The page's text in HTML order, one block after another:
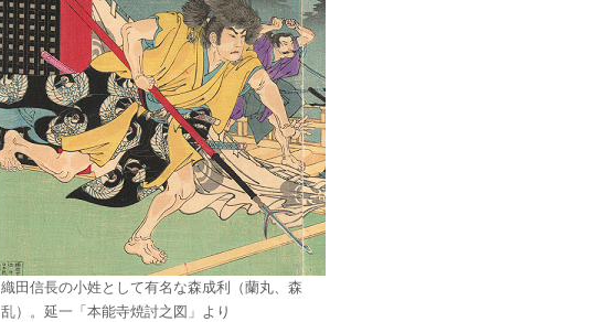
織田信長の小姓として有名な森成利（蘭丸、森
乱）。延一「本能寺焼討之図」より